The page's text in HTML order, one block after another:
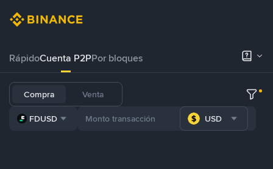
RápidoCuenta P2PPor bloques
Compra Venta
FDUSD USD